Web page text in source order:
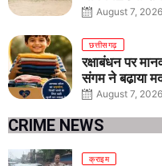
तीनों आयु वर्गों में
August 7, 2026
छत्तीसगढ़
रक्षाबंधन पर
संगम ने बढ़ाया
August 7, 2026
CRIME NEWS
क्राइम